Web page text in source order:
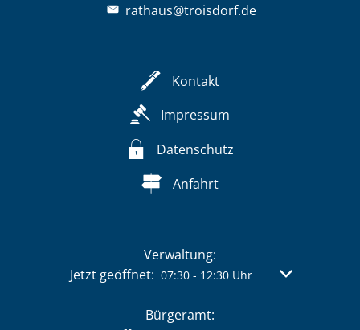
rathaus@troisdorf.de
Kontakt
Impressum
Datenschutz
Anfahrt
Verwaltung:
Klicken, um weitere Öffnungs- oder
Jetzt geöffnet: 07:30- 12:30Uhr Von 07:30
Bürgeramt: